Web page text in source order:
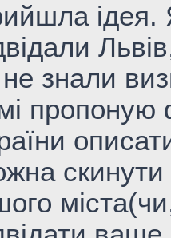
знали
пропоную